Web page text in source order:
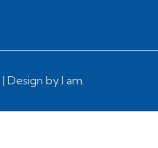
| Design by I am.